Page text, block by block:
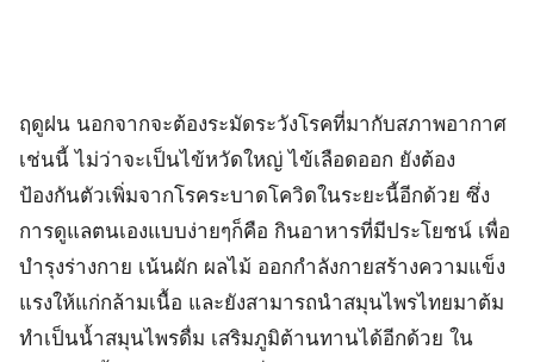
ฤดูฝน นอกจากจะต้องระมัดระวังโรคที่มากับสภาพอากาศ
เช่นนี้ ไม่ว่าจะเป็นไข้หวัดใหญ่ ไข้เลือดออก ยังต้อง
ป้องกันตัวเพิ่มจากโรคระบาดโควิดในระยะนี้อีกด้วย ซึ่ง
การดูแลตนเองแบบง่ายๆก็คือ กินอาหารที่มีประโยชน์ เพื่อ
บำรุงร่างกาย เน้นผัก ผลไม้ ออกกำลังกายสร้างความแข็ง
แรงให้แก่กล้ามเนื้อ และยังสามารถนำสมุนไพรไทยมาต้ม
ทำเป็นน้ำสมุนไพรดื่ม เสริมภูมิต้านทานได้อีกด้วย ใน